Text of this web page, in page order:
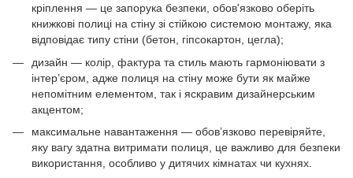
кріплення — це запорука безпеки, обов'язково оберіть
книжкові полиці на стіну зі стійкою системою монтажу, яка
відповідає типу стіни (бетон, гіпсокартон, цегла);
дизайн — колір, фактура та стиль мають гармоніювати з
інтер’єром, адже полиця на стіну може бути як майже
непомітним елементом, так і яскравим дизайнерським
акцентом;
максимальне навантаження — обов’язково перевіряйте,
яку вагу здатна витримати полиця, це важливо для безпеки
використання, особливо у дитячих кімнатах чи кухнях.